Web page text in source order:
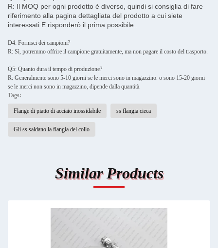
R: Il MOQ per ogni prodotto è diverso, quindi si consiglia di fare
riferimento alla pagina dettagliata del prodotto a cui siete
interessati.E risponderò il prima possibile..
D4: Fornisci dei campioni?
R: Sì, potremmo offrire il campione gratuitamente, ma non pagare il costo del trasporto.
Q5: Quanto dura il tempo di produzione?
R: Generalmente sono 5-10 giorni se le merci sono in magazzino. o sono 15-20 giorni
se le merci non sono in magazzino, dipende dalla quantità.
Tags:
Flange di piatto di acciaio inossidabile ss flangia cieca
Gli ss saldano la flangia del collo
Similar Products